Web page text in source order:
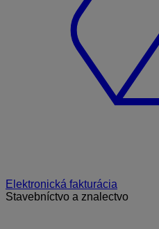
Elektronická fakturácia
Stavebníctvo a znalectvo